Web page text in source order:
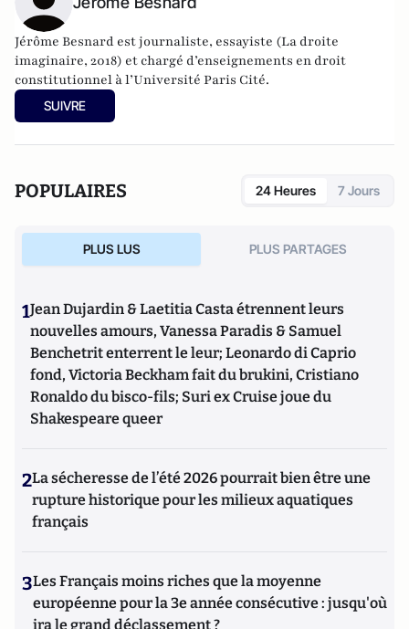
Jérôme Besnard est journaliste, essayiste (La droite
imaginaire, 2018) et chargé d’enseignements en droit
constitutionnel à l’Université Paris Cité.
SUIVRE
POPULAIRES 24 Heures 7 Jours
PLUS LUS PLUS PARTAGES
1Jean Dujardin & Laetitia Casta étrennent leurs
nouvelles amours, Vanessa Paradis & Samuel
Benchetrit enterrent le leur; Leonardo di Caprio
fond, Victoria Beckham fait du brukini, Cristiano
Ronaldo du bisco-fils; Suri ex Cruise joue du
Shakespeare queer
2La sécheresse de l’été 2026 pourrait bien être une
rupture historique pour les milieux aquatiques
français
3Les Français moins riches que la moyenne
européenne pour la 3e année consécutive : jusqu'où
ira le grand déclassement ?